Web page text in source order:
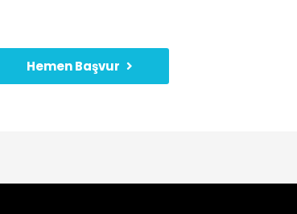
Hemen Başvur